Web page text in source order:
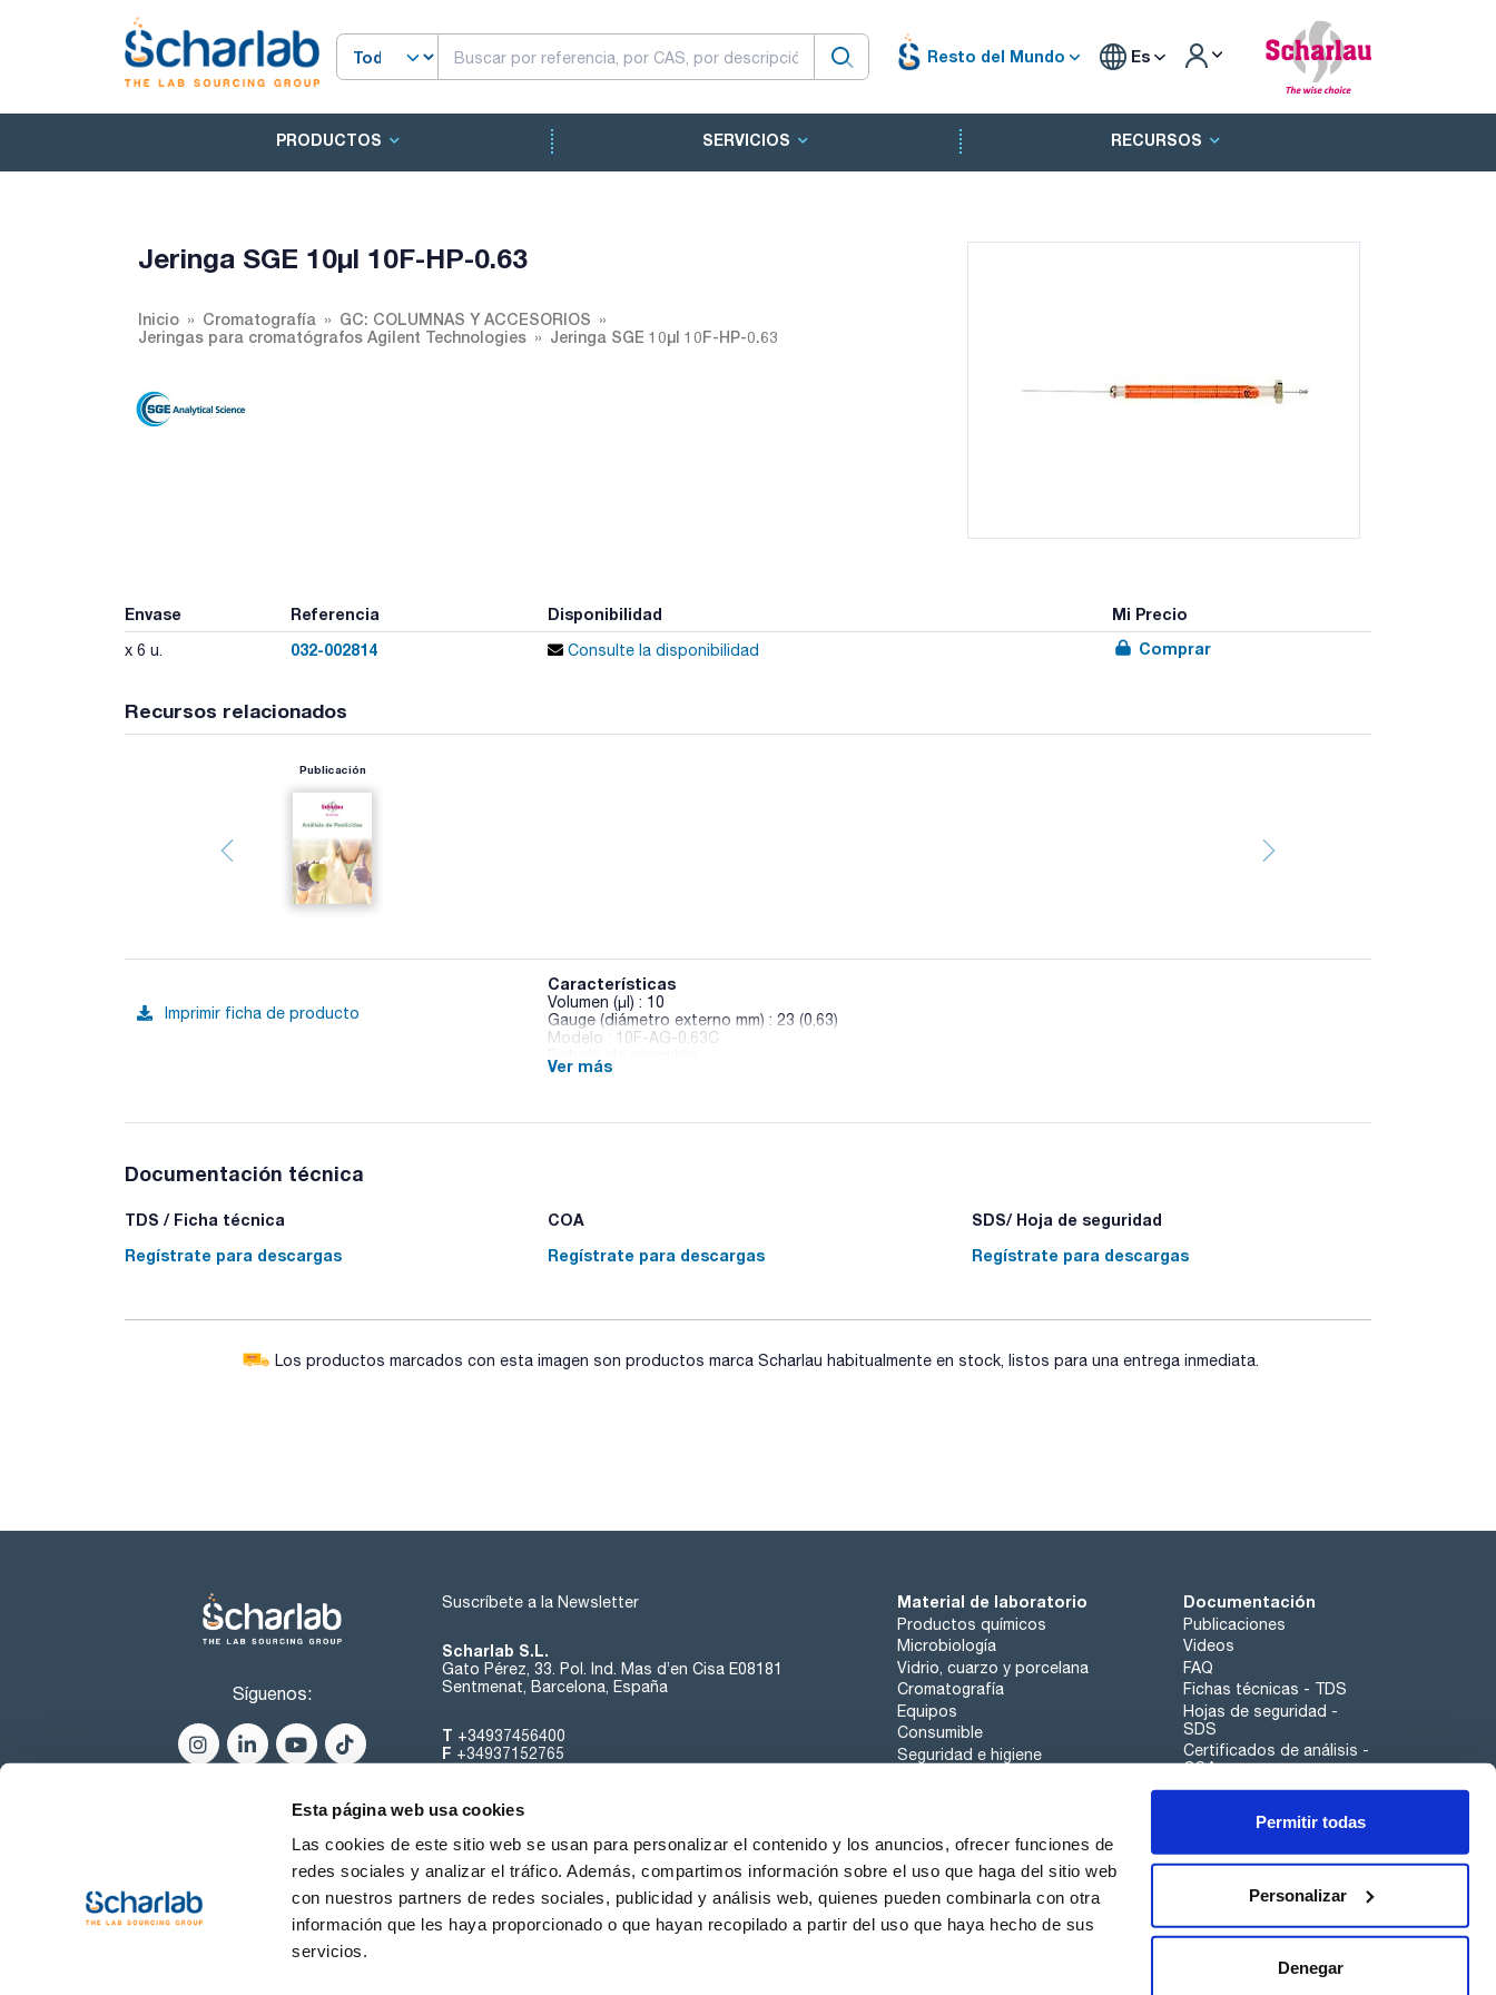
Esta página web usa cookies
Las cookies de este sitio web se usan para personalizar el contenido y los anuncios, ofrecer funciones de
redes sociales y analizar el tráfico. Además, compartimos información sobre el uso que haga del sitio web
con nuestros partners de redes sociales, publicidad y análisis web, quienes pueden combinarla con otra
información que les haya proporcionado o que hayan recopilado a partir del uso que haya hecho de sus
servicios.
Permitir todas
Personalizar
Denegar
Resto del Mundo Es
PRODUCTOS SERVICIOS RECURSOS
Jeringa SGE 10µl 10F-HP-0.63
Inicio Cromatografía
GC: COLUMNAS Y ACCESORIOS
Jeringas para cromatógrafos Agilent Technologies
Jeringa SGE 10µl 10F-HP-0.63
Envase Referencia Disponibilidad Mi Precio
x 6 u. 032-002814 Consulte la disponibilidad Comprar
Recursos relacionados
Publicación
Imprimir ficha de producto
Características
Volumen (µl) : 10
Gauge (diámetro externo mm) : 23 (0,63)
Modelo : 10F-AG-0,63C
Pack (u.) : 6
punta cónica.
Ver más
Documentación técnica
TDS / Ficha técnica
Regístrate para descargas
COA
Regístrate para descargas
SDS/ Hoja de seguridad
Regístrate para descargas
Los productos marcados con esta imagen son productos marca Scharlau habitualmente en stock, listos para una entrega inmediata.
Síguenos:
Suscríbete a la Newsletter
Scharlab S.L.
Gato Pérez, 33. Pol. Ind. Mas d’en Cisa E08181
Sentmenat, Barcelona, España
T +34937456400
F +34937152765
Material de laboratorio
Productos químicos
Microbiología
Vidrio, cuarzo y porcelana
Cromatografía
Equipos
Consumible
Seguridad e higiene
Documentación
Publicaciones
Videos
FAQ
Fichas técnicas - TDS
Hojas de seguridad -
SDS
Certificados de análisis -
COA
Aplicaciones
Canal de denuncias
Sobre nosotros Contacta
Condiciones de Uso